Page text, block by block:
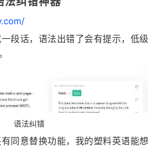
段话，语法出错了会有提示，低级
语法纠错
同意替换功能，我的塑料英语能想